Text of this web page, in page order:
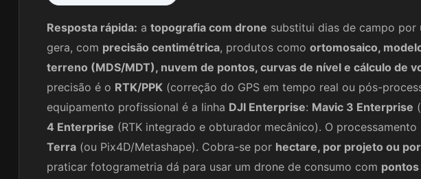
Resposta rápida: a topografia com drone substitui dias de campo
gera, com precisão centimétrica, produtos como ortomosaico,
terreno (MDS/MDT), nuvem de pontos, curvas de nível e cálculo de
precisão é o RTK/PPK (correção do GPS em tempo real ou pós-
equipamento profissional é a linha DJI Enterprise: Mavic 3 Enterprise
4 Enterprise (RTK integrado e obturador mecânico). O
Terra (ou Pix4D/Metashape). Cobra-se por hectare, por projeto ou
praticar fotogrametria dá para usar um drone de consumo com pontos